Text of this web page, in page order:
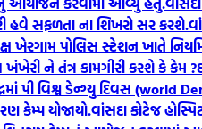
હવે સફળતા ના શિખરો સર કરશે.
ખેરગામ પોલિસ સ્ટેશન ખાતે
ને તંત્ર કામગીરી કરશે કે કેમ ?
પી વિશ્વ ડેન્ગ્યુ દિવસ (world
કેમ્પ યોજાયો.વાંસદા કોટેજ